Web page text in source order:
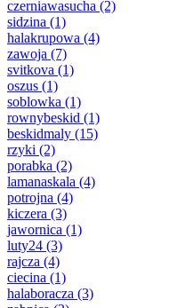
czerniawasucha (2)
sidzina (1)
halakrupowa (4)
zawoja (7)
svitkova (1)
oszus (1)
soblowka (1)
rownybeskid (1)
beskidmaly (15)
rzyki (2)
porabka (2)
lamanaskala (4)
potrojna (4)
kiczera (3)
jawornica (1)
luty24 (3)
rajcza (4)
ciecina (1)
halaboracza (3)